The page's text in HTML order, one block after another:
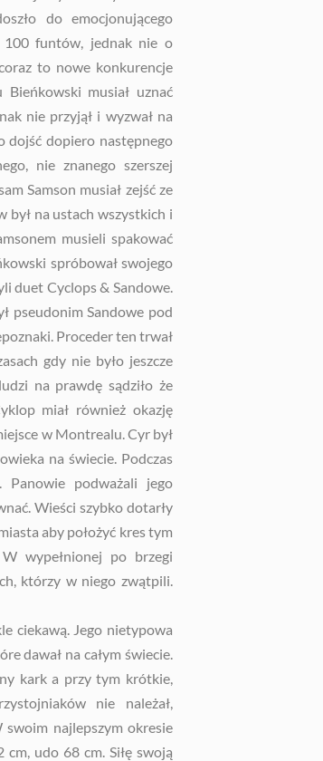
do emocjonującego
100 funtów, jednak nie o
to nowe konkurencje
musiał uznać
nie przyjął i wyzwał na
dojść dopiero następnego
nie znanego szerszej
Samson musiał zejść ze
był na ustach wszystkich i
musieli spakować
spróbował swojego
duet Cyclops & Sandowe.
pseudonim Sandowe pod
Proceder ten trwał
gdy nie było jeszcze
na prawdę sądziło że
miał również okazję
w Montrealu. Cyr był
na świecie. Podczas
podważali jego
Wieści szybko dotarły
aby położyć kres tym
wypełnionej po brzegi
którzy w niego zwątpili.
ciekawą. Jego nietypowa
dawał na całym świecie.
kark a przy tym krótkie,
nie należał,
najlepszym okresie
udo 68 cm. Siłę swoją